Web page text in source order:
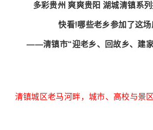
多彩贵州 爽爽贵阳 湖城清镇系
快看!哪些老乡参加了这场
——清镇市“迎老乡、回故乡、建
清镇城区老马河畔，城市、高校与景